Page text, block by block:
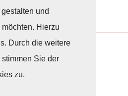
und
Hierzu
Durch die weitere
Sie der
zu.